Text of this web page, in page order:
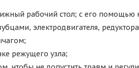
рабочий стол; с его помощью
электродвигателя,
режущего узла;